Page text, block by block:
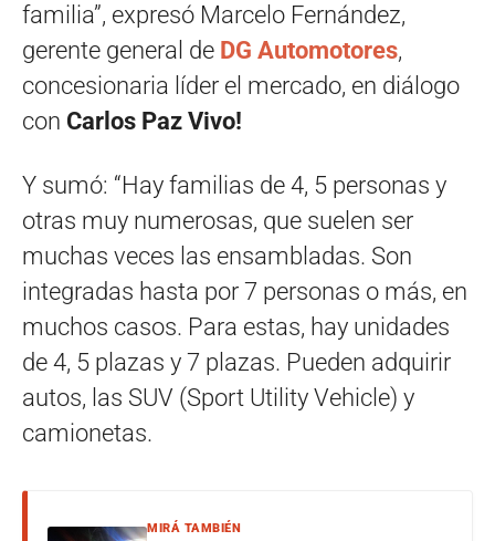
familia”, expresó Marcelo Fernández,
gerente general de DG Automotores,
concesionaria líder el mercado, en diálogo
con Carlos Paz Vivo!
Y sumó: “Hay familias de 4, 5 personas y
otras muy numerosas, que suelen ser
muchas veces las ensambladas. Son
integradas hasta por 7 personas o más, en
muchos casos. Para estas, hay unidades
de 4, 5 plazas y 7 plazas. Pueden adquirir
autos, las SUV (Sport Utility Vehicle) y
camionetas.
MIRÁ TAMBIÉN